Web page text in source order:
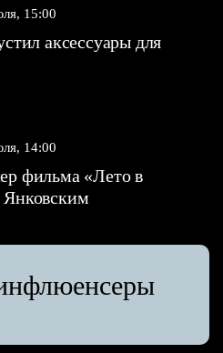
15:00
аксессуары для
14:00
фильма «Лето в